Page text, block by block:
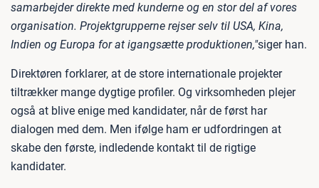
samarbejder direkte med kunderne og en stor del af vores
organisation. Projektgrupperne rejser selv til USA, Kina,
Indien og Europa for at igangsætte produktionen,"siger han.
Direktøren forklarer, at de store internationale projekter
tiltrækker mange dygtige profiler. Og virksomheden plejer
også at blive enige med kandidater, når de først har
dialogen med dem. Men ifølge ham er udfordringen at
skabe den første, indledende kontakt til de rigtige
kandidater.